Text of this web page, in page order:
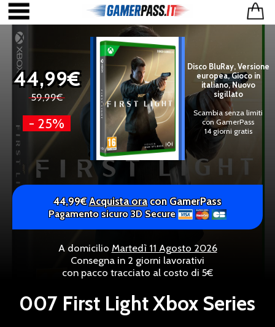
44,99€
59,99€
- 25%
Disco BluRay, Versione
europea, Gioco in
italiano, Nuovo
sigillato
Scambia senza limiti
con GamerPass
14 giorni gratis
44,99€Acquista oracon GamerPass
Pagamento sicuro 3D Secure
A domicilio Martedì 11 Agosto 2026
Consegna in 2 giorni lavorativi
con pacco tracciato al costo di 5€
007 First Light Xbox Series